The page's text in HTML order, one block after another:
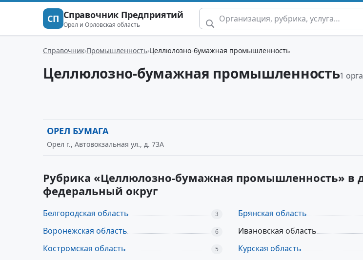
СП Справочник Предприятий
Орел и Орловская область
Справочник Промышленность Целлюлозно-бумажная промышленность
Целлюлозно-бумажная промышленность1
ОРЕЛ БУМАГА
Орел г., Автовокзальная ул., д. 73А
Рубрика «Целлюлозно-бумажная промышленность» в
федеральный округ
Белгородская область 3 Брянская область
Воронежская область 6 Ивановская область
Костромская область 5 Курская область